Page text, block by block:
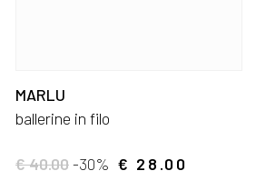
MARLU
ballerine in filo
€ 40.00-30% € 28.00